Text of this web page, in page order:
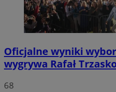
Oficjalne wyniki
wygrywa Rafał
68